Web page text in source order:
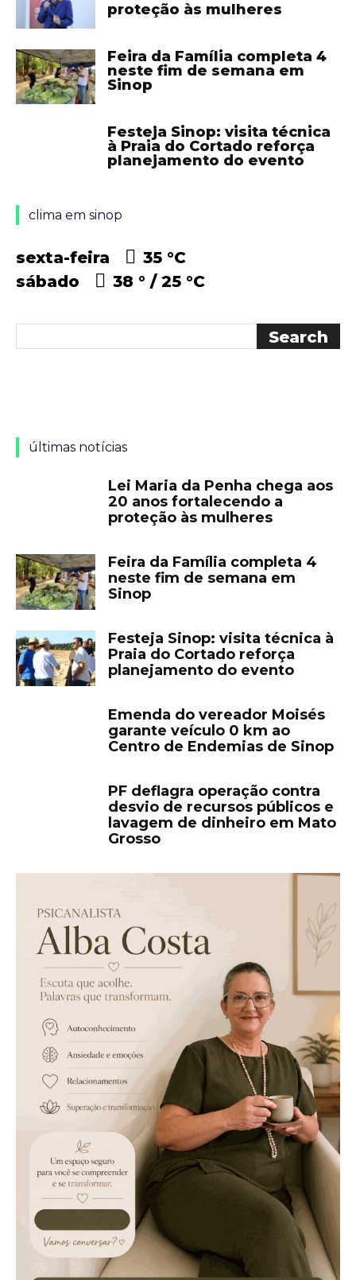
proteção às mulheres
Feira da Família completa 4
neste fim de semana em
Sinop
Festeja Sinop: visita técnica
à Praia do Cortado reforça
planejamento do evento
clima em sinop
sexta-feira 35 °C
sábado
38 ° 25 °C
últimas notícias
Lei Maria da Penha chega aos
20 anos fortalecendo a
proteção às mulheres
Feira da Família completa 4
neste fim de semana em
Sinop
Festeja Sinop: visita técnica à
Praia do Cortado reforça
planejamento do evento
Emenda do vereador Moisés
garante veículo 0 km ao
Centro de Endemias de Sinop
PF deflagra operação contra
desvio de recursos públicos e
lavagem de dinheiro em Mato
Grosso